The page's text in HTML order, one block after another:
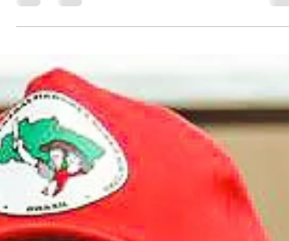
Agricultores exigem securitização da dívida
rural e apontam que medida do CMN não
sucessivas